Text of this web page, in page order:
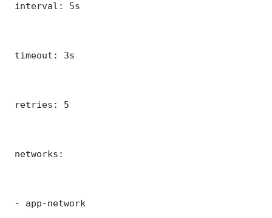
interval: 5s
timeout: 3s
retries: 5
networks:
- app-network